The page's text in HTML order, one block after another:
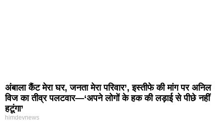
अंबाला कैंट मेरा घर, जनता मेरा परिवार’, इस्तीफे की मांग पर अनिल
विज का तीव्र पलटवार—‘अपने लोगों के हक की लड़ाई से पीछे नहीं
हटूंगा’
himdevnews